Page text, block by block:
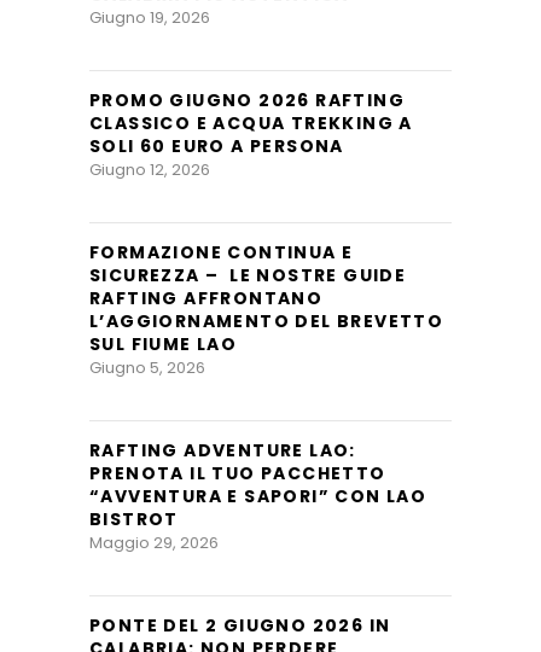
Giugno 19, 2026
PROMO GIUGNO 2026 RAFTING
CLASSICO E ACQUA TREKKING A
SOLI 60 EURO A PERSONA
Giugno 12, 2026
FORMAZIONE CONTINUA E
SICUREZZA – LE NOSTRE GUIDE
RAFTING AFFRONTANO
L’AGGIORNAMENTO DEL BREVETTO
SUL FIUME LAO
Giugno 5, 2026
RAFTING ADVENTURE LAO:
PRENOTA IL TUO PACCHETTO
“AVVENTURA E SAPORI” CON LAO
BISTROT
Maggio 29, 2026
PONTE DEL 2 GIUGNO 2026 IN